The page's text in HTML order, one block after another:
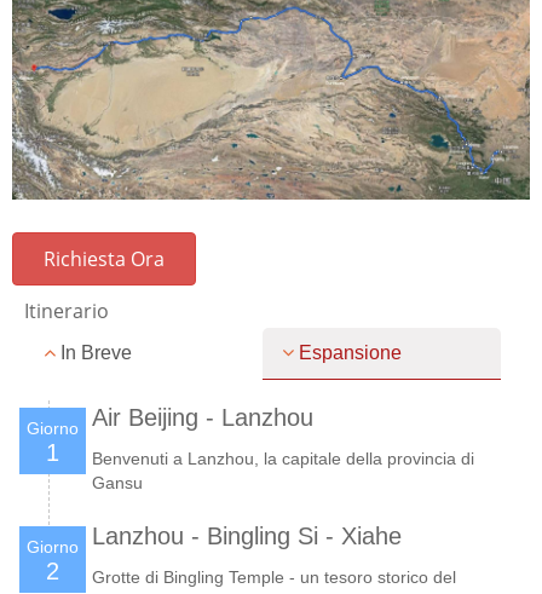
Richiesta Ora
Itinerario
In Breve Espansione
Giorno
1
Air Beijing - Lanzhou
Benvenuti a Lanzhou, la capitale della provincia di
Gansu
Giorno
2
Lanzhou - Bingling Si - Xiahe
Grotte di Bingling Temple - un tesoro storico del